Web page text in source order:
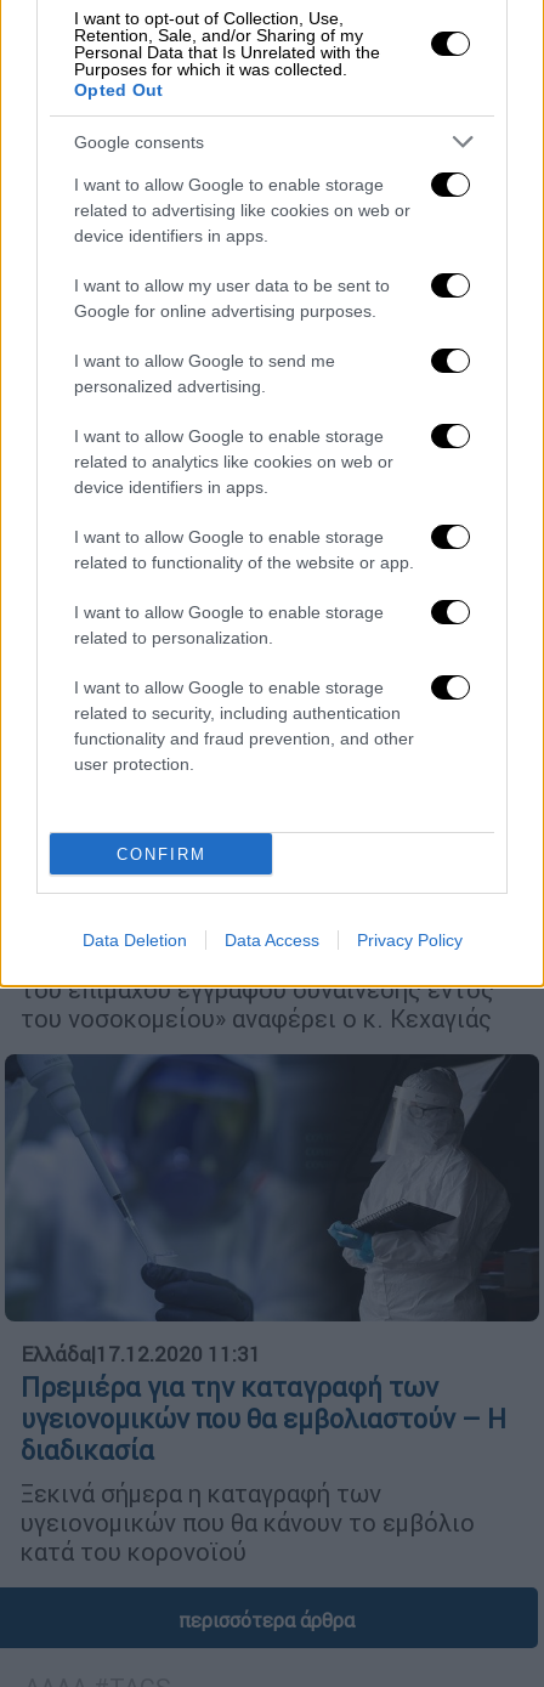
I want to opt-out of Collection, Use,
Retention, Sale, and/or Sharing of my
Personal Data that Is Unrelated with the
Purposes for which it was collected.
Opted Out
Google consents
I want to allow Google to enable storage
related to advertising like cookies on web or
device identifiers in apps.
I want to allow my user data to be sent to
Google for online advertising purposes.
I want to allow Google to send me
personalized advertising.
I want to allow Google to enable storage
related to analytics like cookies on web or
device identifiers in apps.
I want to allow Google to enable storage
related to functionality of the website or app.
I want to allow Google to enable storage
related to personalization.
I want to allow Google to enable storage
related to security, including authentication
functionality and fraud prevention, and other
user protection.
CONFIRM
Data Deletion Data Access Privacy Policy
Ελλάδα|07.01.2021 09:05
Εμβόλιο - ΕΣΥ: Δεν βγαίνει το πλάνο για
εμβολιασμό του 70% του πληθυσμού
Οι εργαζόμενοι στο ΕΣΥ εκφράζουν
ανησυχίες για τις καθυστερήσεις στους
εμβολιασμούς και εκτιμούν ότι το
πολυπόθητο 70% του πληθυσμού θα έχει
|06.01.2021 09:51
Διοικητής Νοσοκομείου Καρδίτσας: Δεν
γνώριζα για το έγγραφο εμβολιασμού
επιφυλάσσομαι κάθε νόμιμου δικαιώματός
μου κατά όσων ψευδώς και με δόλο, παρότι
γνωρίζουν την αλήθεια, διακινούν την
πληροφορία ή δηλώνουν ότι ήμουν, είτε
διακινητής είτε σε γνώση της διακίνησης
του επίμαχου εγγράφου συναίνεσης εντός
του νοσοκομείου» αναφέρει ο κ. Κεχαγιάς
Ελλάδα|17.12.2020 11:31
Πρεμιέρα για την καταγραφή των
υγειονομικών που θα εμβολιαστούν – Η
διαδικασία
Ξεκινά σήμερα η καταγραφή των
υγειονομικών που θα κάνουν το εμβόλιο
κατά του κορονοϊού
περισσότερα άρθρα